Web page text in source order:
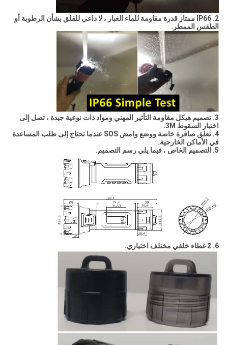
2. IP66 ممتاز قدرة مقاومة للماء الغبار ، لا داعي للقلق بشأن الرطوبة أو
الطقس الممطر.
3. تصميم هيكل مقاومة التأثير المهني ومواد ذات نوعية جيدة ، تصل إلى
اختبار السقوط 3M.
4. تعلق صافرة خاصة ووضع وامض SOS عندما تحتاج إلى طلب المساعدة
في الأماكن الخارجية.
5. التصميم الخاص ، فيما يلي رسم التصميم.
6. 2 غطاء خلفي مختلف اختياري.